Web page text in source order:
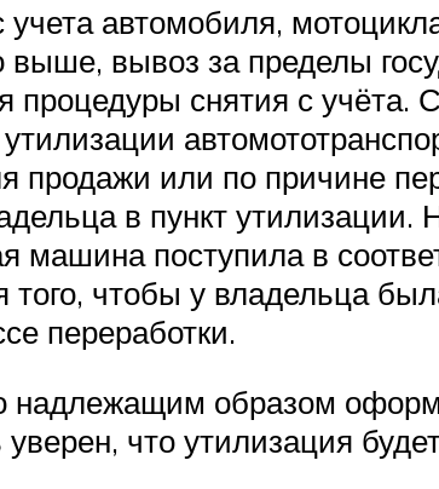
автомобиля,
выше, вывоз за пределы
снятия с учёта.
продажи или по причине
в пункт утилизации.
машина поступила в
чтобы у владельца
переработки.
образом
что утилизация